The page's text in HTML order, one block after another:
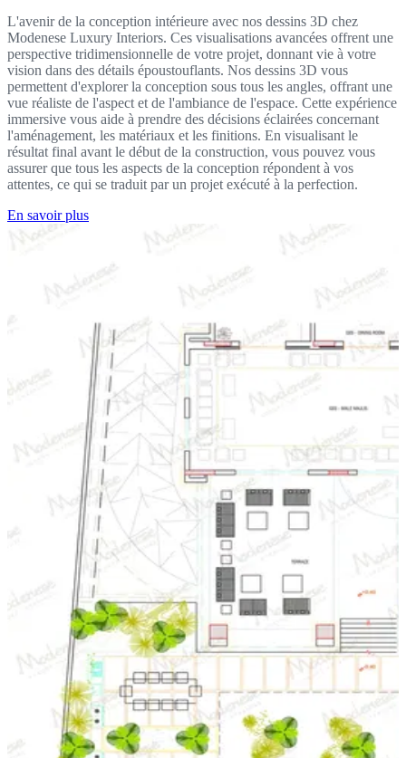
L'avenir de la conception intérieure avec nos dessins 3D chez
Modenese Luxury Interiors. Ces visualisations avancées offrent une
perspective tridimensionnelle de votre projet, donnant vie à votre
vision dans des détails époustouflants. Nos dessins 3D vous
permettent d'explorer la conception sous tous les angles, offrant une
vue réaliste de l'aspect et de l'ambiance de l'espace. Cette expérience
immersive vous aide à prendre des décisions éclairées concernant
l'aménagement, les matériaux et les finitions. En visualisant le
résultat final avant le début de la construction, vous pouvez vous
assurer que tous les aspects de la conception répondent à vos
attentes, ce qui se traduit par un projet exécuté à la perfection.
En savoir plus